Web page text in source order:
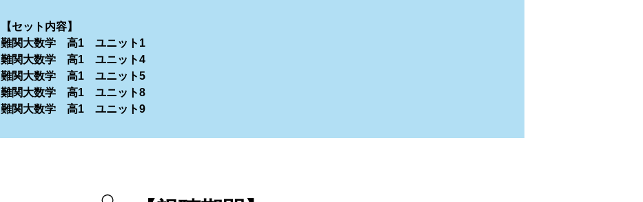
【セット内容】
難関大数学 高1 ユニット1
難関大数学 高1 ユニット4
難関大数学 高1 ユニット5
難関大数学 高1 ユニット8
難関大数学 高1 ユニット9